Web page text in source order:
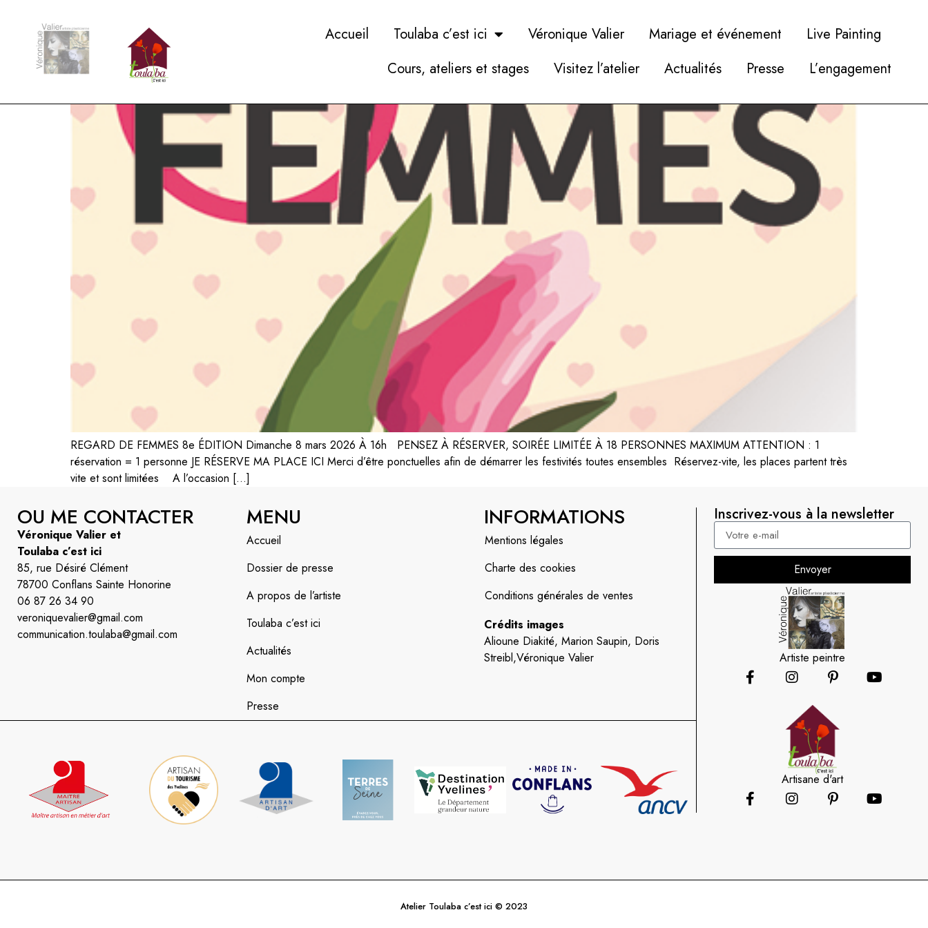
Accueil Toulaba c’est ici Véronique Valier Mariage et événement
Live Painting
Cours, ateliers et stages
Visitez l’atelier Actualités Presse L’engagement
Catégorie :
Regard de Femmes
REGARD DE FEMMES 8e ÉDITION Dimanche 8 mars 2026 À 16h PENSEZ À RÉSERVER, SOIRÉE LIMITÉE À 18 PERSONNES MAXIMUM ATTENTION : 1
réservation = 1 personne JE RÉSERVE MA PLACE ICI Merci d’être ponctuelles afin de démarrer les festivités toutes ensembles Réservez-vite, les places partent très
vite et sont limitées A l’occasion […]
OU ME CONTACTER
Véronique Valier et
Toulaba c’est ici
85, rue Désiré Clément
78700 Conflans Sainte Honorine
06 87 26 34 90
veroniquevalier@gmail.com
communication.toulaba@gmail.com
MENU
Accueil
Dossier de presse
A propos de l’artiste
Toulaba c’est ici
Actualités
Mon compte
Presse
INFORMATIONS
Mentions légales
Charte des cookies
Conditions générales de ventes
Crédits images
Alioune Diakité, Marion Saupin, Doris
Streibl,Véronique Valier
Inscrivez-vous à la newsletter
Envoyer
Artiste peintre
Artisane d'art
Atelier Toulaba c’est ici © 2023